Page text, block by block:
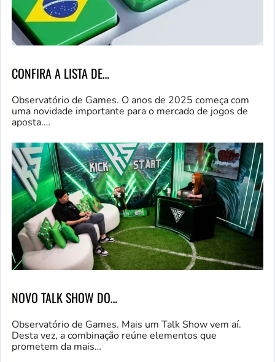
CONFIRA A LISTA DE…
Observatório de Games. O anos de 2025 começa com
uma novidade importante para o mercado de jogos de
aposta.…
NOVO TALK SHOW DO…
Observatório de Games. Mais um Talk Show vem aí.
Desta vez, a combinação reúne elementos que
prometem da mais…